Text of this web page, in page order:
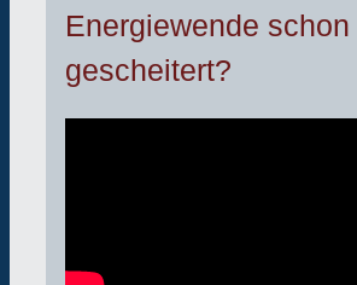
Energiewende schon
gescheitert?